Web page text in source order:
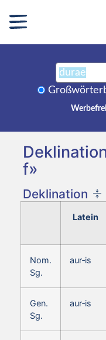
f»
Deklination
Latein
Nom.
Sg.
aur‑is
Gen.
Sg.
aur‑is